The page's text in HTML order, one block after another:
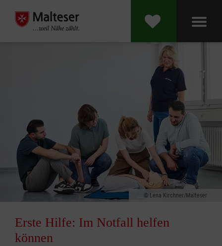
Lena Kirchner/Malteser
Erste Hilfe: Im Notfall helfen
können